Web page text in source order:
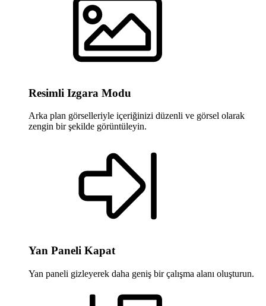
Resimli Izgara Modu
Arka plan görselleriyle içeriğinizi düzenli ve görsel olarak
zengin bir şekilde görüntüleyin.
Yan Paneli Kapat
Yan paneli gizleyerek daha geniş bir çalışma alanı oluşturun.